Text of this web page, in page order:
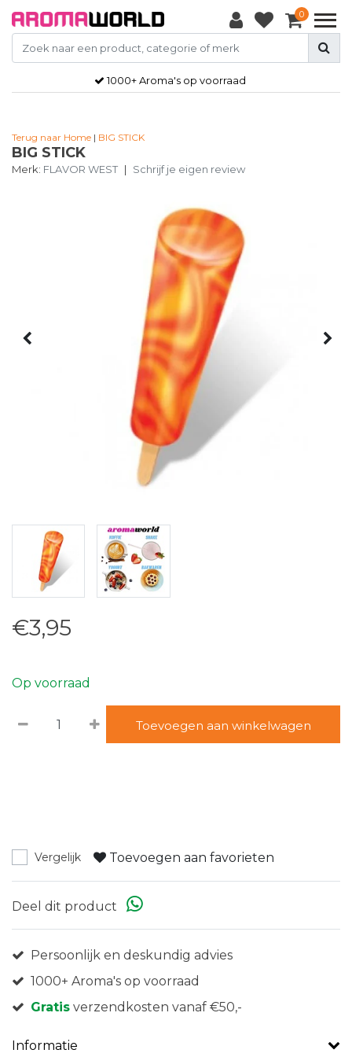
0
1000+ Aroma's op voorraad
Terug naar Home | BIG STICK
BIG STICK
Merk: FLAVOR WEST | Schrijf je eigen review
€3,95
Op voorraad
Toevoegen aan winkelwagen
Vergelijk Toevoegen aan favorieten
Deel dit product
Persoonlijk en deskundig advies
1000+ Aroma's op voorraad
Gratis verzendkosten vanaf €50,-
Informatie